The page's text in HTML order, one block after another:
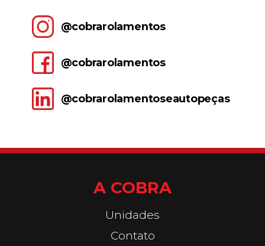
@cobrarolamentos
@cobrarolamentos
@cobrarolamentoseautopeças
A COBRA
Unidades
Contato